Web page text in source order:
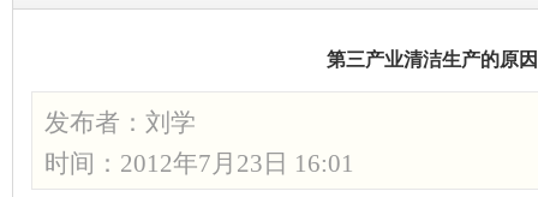
第三产业清洁生产的原因
发布者： 刘学
时间：2012年7月23日 16:01